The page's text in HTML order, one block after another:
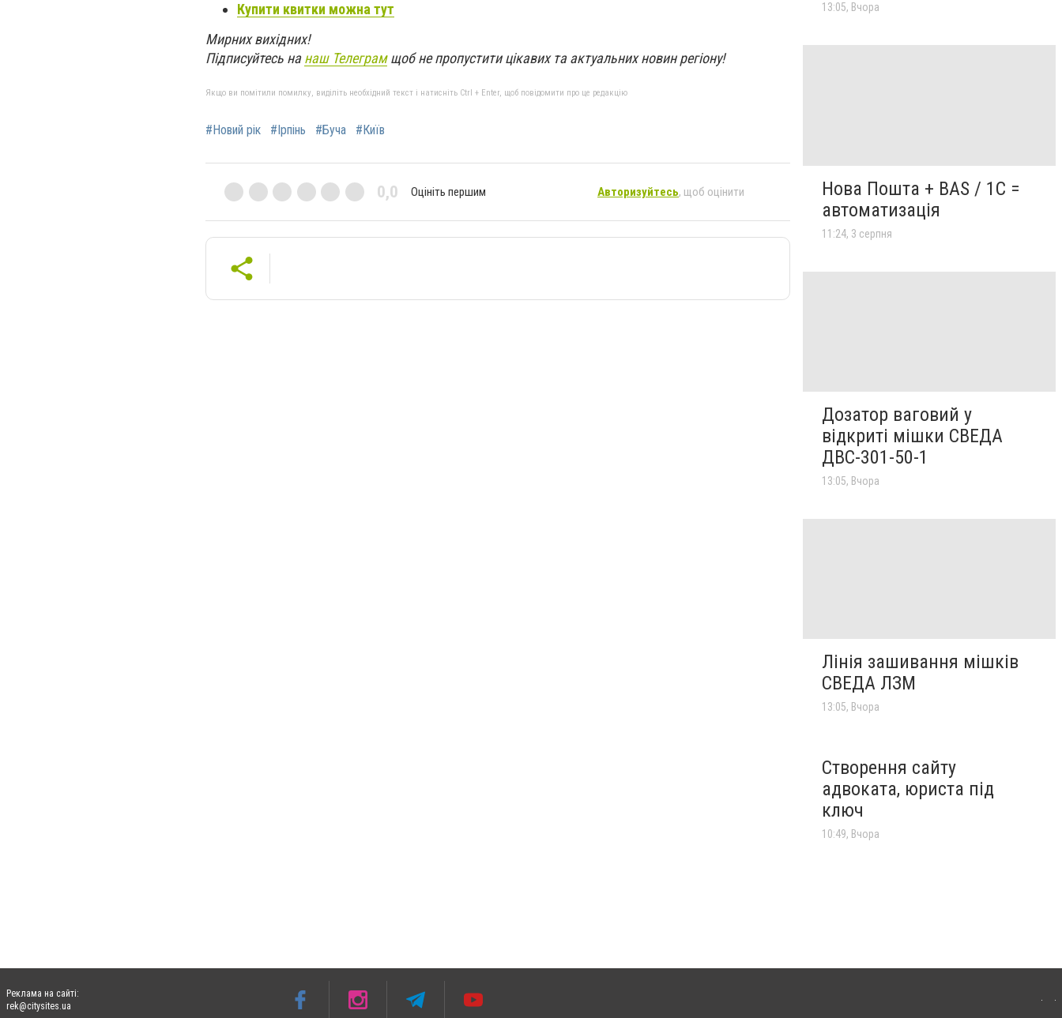
Купити квитки можна тут
Мирних вихідних!
Підписуйтесь нанаш Телеграмщоб не пропустити цікавих та актуальних новин регіону!
Якщо ви помітили помилку, виділіть необхідний текст і натисніть Ctrl + Enter, щоб повідомити про це редакцію
#Новий рік #Ірпінь #Буча #Київ
0,0 Оцініть першим Авторизуйтесь, щоб оцінити
13:05, Вчора
Нова Пошта + BAS / 1C =
автоматизація
11:24, 3 серпня
Дозатор ваговий у
відкриті мішки СВЕДА
ДВС-301-50-1
13:05, Вчора
Лінія зашивання мішків
СВЕДА ЛЗМ
13:05, Вчора
Створення сайту
адвоката, юриста під
ключ
10:49, Вчора
Реклама на сайті:
rek@citysites.ua